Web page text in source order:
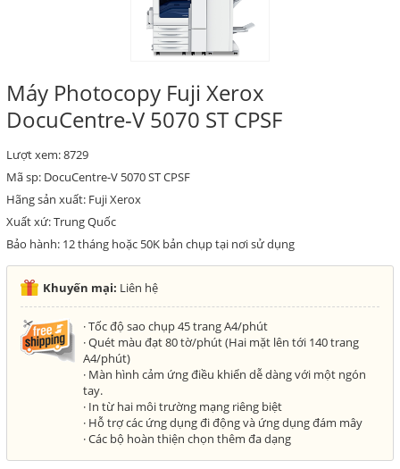
Máy Photocopy Fuji Xerox
DocuCentre-V 5070 ST CPSF
Lượt xem: 8729
Mã sp: DocuCentre-V 5070 ST CPSF
Hãng sản xuất: Fuji Xerox
Xuất xứ: Trung Quốc
Bảo hành: 12 tháng hoặc 50K bản chụp tại nơi sử dụng
Khuyến mại: Liên hệ
· Tốc độ sao chụp 45 trang A4/phút
· Quét màu đạt 80 tờ/phút (Hai mặt lên tới 140 trang
A4/phút)
· Màn hình cảm ứng điều khiển dễ dàng với một ngón
tay.
· In từ hai môi trường mạng riêng biệt
· Hỗ trợ các ứng dụng đi động và ứng dụng đám mây
· Các bộ hoàn thiện chọn thêm đa dạng